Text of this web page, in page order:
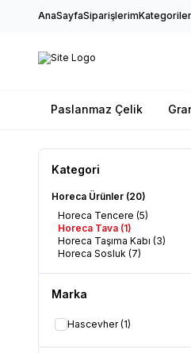
AnaSayfaSiparişlerimKategoriler
Paslanmaz Çelik
Kategori
Horeca Ürünler (20)
Horeca Tencere (5)
Horeca Tava (1)
Horeca Taşıma Kabı (3)
Horeca Sosluk (7)
Marka
Hascevher(1)